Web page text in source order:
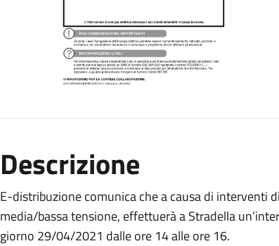
Descrizione
E-distribuzione comunica che a causa di interventi
media/bassa tensione, effettuerà a Stradella
giorno 29/04/2021 dalle ore 14 alle ore 16.